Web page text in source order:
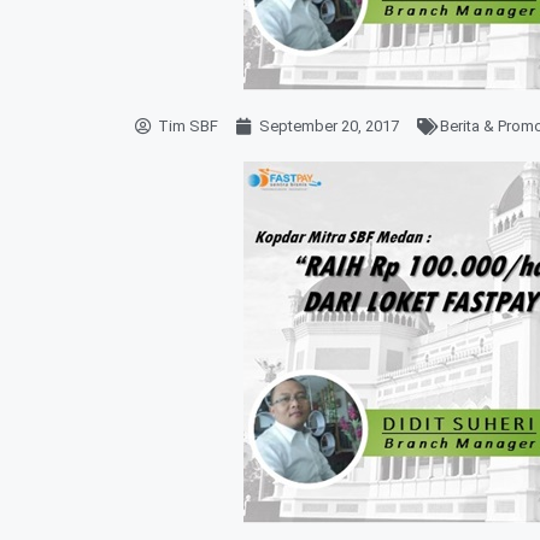
Tim SBF September 20, 2017 Berita &